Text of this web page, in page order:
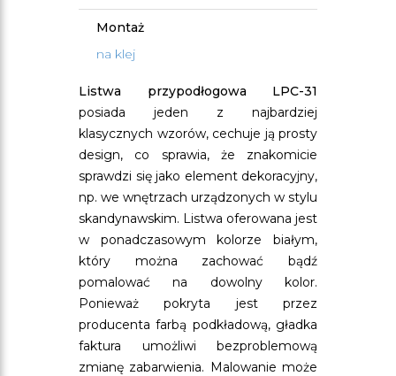
Montaż
na klej
Listwa przypodłogowa LPC-31
posiada jeden z najbardziej
klasycznych wzorów, cechuje ją prosty
design, co sprawia, że znakomicie
sprawdzi się jako element dekoracyjny,
np. we wnętrzach urządzonych w stylu
skandynawskim. Listwa oferowana jest
w ponadczasowym kolorze białym,
który można zachować bądź
pomalować na dowolny kolor.
Ponieważ pokryta jest przez
producenta farbą podkładową, gładka
faktura umożliwi bezproblemową
zmianę zabarwienia. Malowanie może